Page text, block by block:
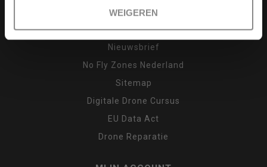
WEIGEREN
B2B
Privacy Policy
Nieuwsbrief
No Fly Zones Nederland
Sitemap
Digitale Drone Cursus
EU Data Act
Drone Reparatie